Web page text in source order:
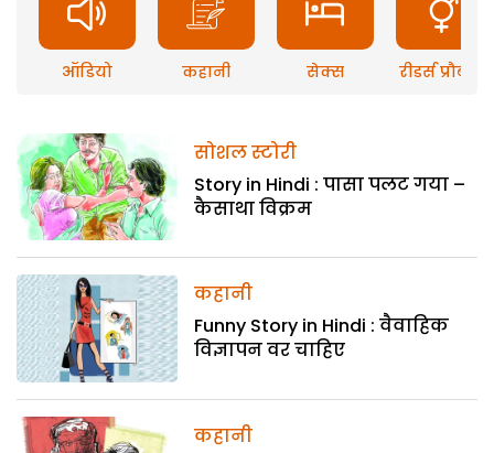
ऑडियो कहानी सेक्स रीडर्स प्रौब्लम
सोशल स्टोरी
Story in Hindi : पासा पलट गया –
कैसाथा विक्रम
कहानी
Funny Story in Hindi : वैवाहिक
विज्ञापन वर चाहिए
कहानी